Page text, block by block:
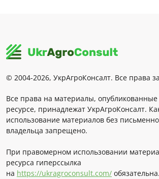
© 2004-2026, УкрАгроКонсалт. Все права
Все права на материалы,
ресурсе, принадлежат УкрАгроКонсалт.
использование материалов без
владельца запрещено.
При правомерном использовании
ресурса гиперссылка
на https://ukragroconsult.com/ обязательна.